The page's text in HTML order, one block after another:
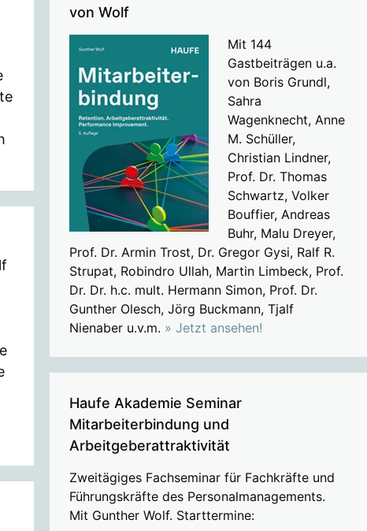
von Wolf
Mit 144
Gastbeiträgen u.a.
von Boris Grundl,
Sahra
Wagenknecht, Anne
M. Schüller,
Christian Lindner,
Prof. Dr. Thomas
Schwartz, Volker
Bouffier, Andreas
Buhr, Malu Dreyer,
Prof. Dr. Armin Trost, Dr. Gregor Gysi, Ralf R.
Strupat, Robindro Ullah, Martin Limbeck, Prof.
Dr. Dr. h.c. mult. Hermann Simon, Prof. Dr.
Gunther Olesch, Jörg Buckmann, Tjalf
Nienaber u.v.m. » Jetzt ansehen!
Haufe Akademie Seminar
Mitarbeiterbindung und
Arbeitgeberattraktivität
Zweitägiges Fachseminar für Fachkräfte und
Führungskräfte des Personalmanagements.
Mit Gunther Wolf. Starttermine: